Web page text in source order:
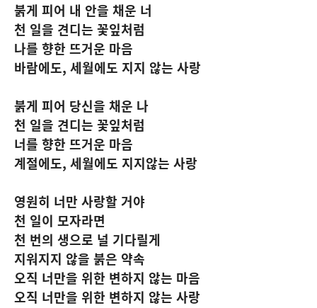
붉게 피어 내 안을 채운 너
천 일을 견디는 꽃잎처럼
나를 향한 뜨거운 마음
바람에도, 세월에도 지지 않는 사랑
붉게 피어 당신을 채운 나
천 일을 견디는 꽃잎처럼
너를 향한 뜨거운 마음
계절에도, 세월에도 지지않는 사랑
영원히 너만 사랑할 거야
천 일이 모자라면
천 번의 생으로 널 기다릴게
지워지지 않을 붉은 약속
오직 너만을 위한 변하지 않는 마음
오직 너만을 위한 변하지 않는 사랑